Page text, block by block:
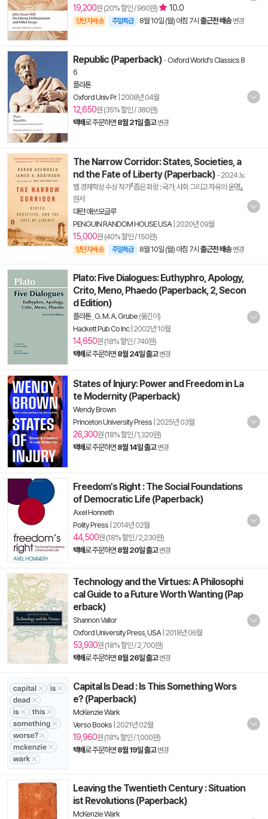
19,200원 (20% 할인 / 960원) 10.0
양탄자배송 주말특급 8월 10일 (월) 아침 7시 출근전 배송 변경
Republic (Paperback) -Oxford World's Classics 8
6
플라톤
Oxford Univ Pr| 2008년 04월
12,650원 (35% 할인 / 380원)
택배로 주문하면 8월 21일 출고 변경
The Narrow Corridor: States, Societies, a
nd the Fate of Liberty (Paperback) - 2024 노
벨 경제학상 수상 작가『좁은 회랑 : 국가, 사회 그리고 자유의 운명』
원서
대런 애쓰모글루
PENGUIN RANDOM HOUSE USA| 2020년 09월
15,000원 (40% 할인 / 150원)
양탄자배송 주말특급 8월 10일 (월) 아침 7시 출근전 배송 변경
Plato: Five Dialogues: Euthyphro, Apology,
Crito, Meno, Phaedo (Paperback, 2, Secon
d Edition)
플라톤, G. M. A. Grube (옮긴이)
Hackett Pub Co Inc| 2002년 10월
14,650원 (18% 할인 / 740원)
택배로 주문하면 8월 24일 출고 변경
States of Injury: Power and Freedom in La
te Modernity (Paperback)
Wendy Brown
Princeton University Press 2025년 03월
26,300원 (18% 할인 / 1,320원)
택배로 주문하면 8월 14일 출고 변경
Freedom's Right : The Social Foundations
of Democratic Life (Paperback)
Axel Honneth
Polity Press 2014년 02월
44,500원 (18% 할인 / 2,230원)
택배로 주문하면 8월 20일 출고 변경
Technology and the Virtues: A Philosophi
cal Guide to a Future Worth Wanting (Pap
erback)
Shannon Vallor
Oxford University Press, USA| 2018년 06월
53,930원 (18% 할인 / 2,700원)
택배로 주문하면 8월 26일 출고 변경
Capital Is Dead : Is This Something Wors
e? (Paperback)
McKenzie Wark
Verso Books 2021년 02월
19,960원 (18% 할인 / 1,000원)
택배로 주문하면 8월 19일 출고 변경
Leaving the Twentieth Century : Situation
ist Revolutions (Paperback)
McKenzie Wark